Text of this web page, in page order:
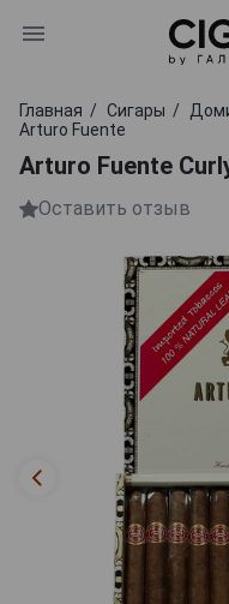
Главная Сигары
Arturo Fuente
Arturo Fuente
Оставить отзыв